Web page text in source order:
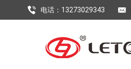
电话：13273029343